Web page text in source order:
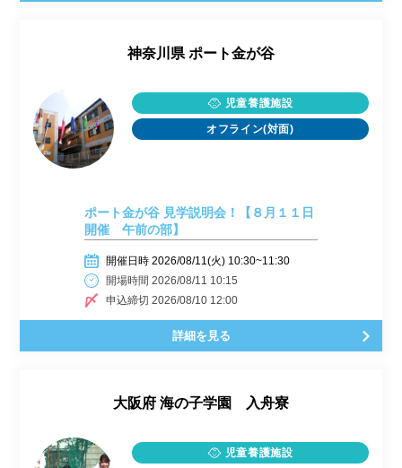
神奈川県 ポート金が谷
児童養護施設
オフライン(対面)
ポート金が谷 見学説明会！【８月１１日
開催 午前の部】
開催日時 2026/08/11(火) 10:30~11:30
開場時間 2026/08/11 10:15
申込締切 2026/08/10 12:00
詳細を見る
大阪府 海の子学園 入舟寮
児童養護施設